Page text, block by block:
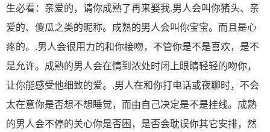
生必看：亲爱的，请你成熟了再来娶我.男人会叫你猪头、亲
爱的、傻瓜之类的昵称。成熟的男人会叫你宝宝。而且是心
疼的。.男人会很用力的和你接吻，不管你是不是喜欢，是不
是允许。成熟的男人会在情到浓处时闭上眼睛轻轻的吻你，
让你能感受他细致的爱。.男人在和你打电话或夜聊时，不会
太在意你是否想不想睡觉，而由自己决定是不是挂线。成熟
的男人会不停的关心你是否困，是否会耽误你其它安排，然